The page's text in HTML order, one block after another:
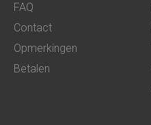
FAQ
Contact
Opmerkingen
Betalen